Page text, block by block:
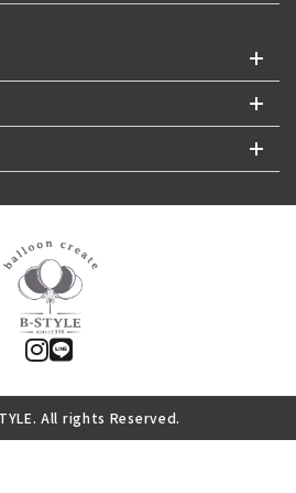
All rights Reserved.